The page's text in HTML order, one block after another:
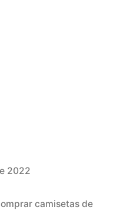
2022
camisetas de